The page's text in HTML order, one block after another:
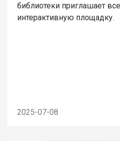
библиотеки приглашает
интерактивную площадку.
2025-07-08